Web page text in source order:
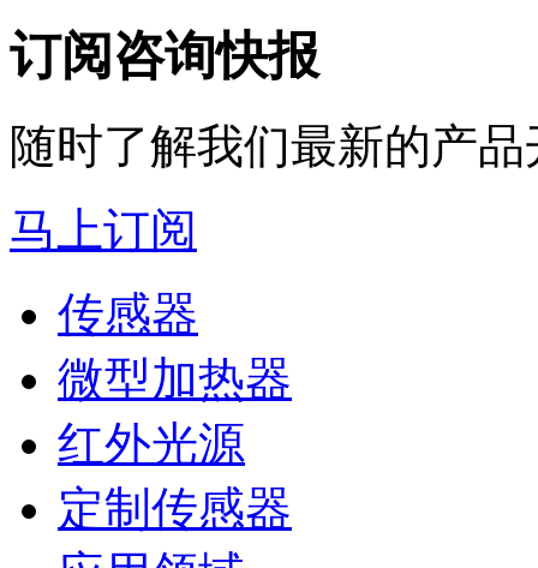
订阅咨询快报
随时了解我们最新的产
马上订阅
传感器
微型加热器
红外光源
定制传感器